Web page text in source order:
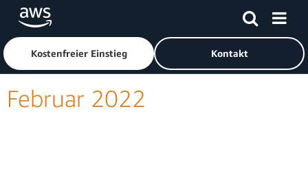
Überspringen zum Hauptinhalt
Klicken Sie hier, um zur Amazon Web Services-Startseite
Kostenfreier Einstieg Kontakt
Februar 2022